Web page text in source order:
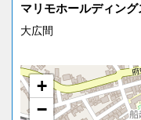
マリモホールディン
大広間
+
−